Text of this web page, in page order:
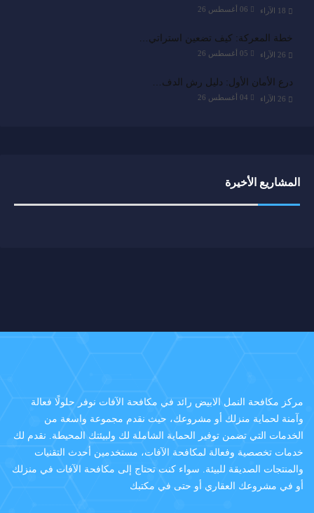
06 أغسطس 26 الآراء
خطة المعركة: كيف تضعين استراتي…
05 أغسطس 26 الآراء
درع الأمان الأول: دليل رش الدف…
04 أغسطس 26 الآراء
المشاريع الأخيرة
مركز مكافحة النمل الابيض رائد في مكافحة الآفات نوفر حلولًا فعالة
وآمنة لحماية منزلك أو مشروعك، حيث نقدم مجموعة واسعة من
الخدمات التي تضمن توفير الحماية الشاملة لك ولبيئتك المحيطة. نقدم لك
خدمات تخصصية وفعالة لمكافحة الآفات، مستخدمين أحدث التقنيات
والمنتجات الصديقة للبيئة. سواء كنت تحتاج إلى مكافحة الآفات في منزلك
أو في مشروعك العقاري أو حتى في مكتبك